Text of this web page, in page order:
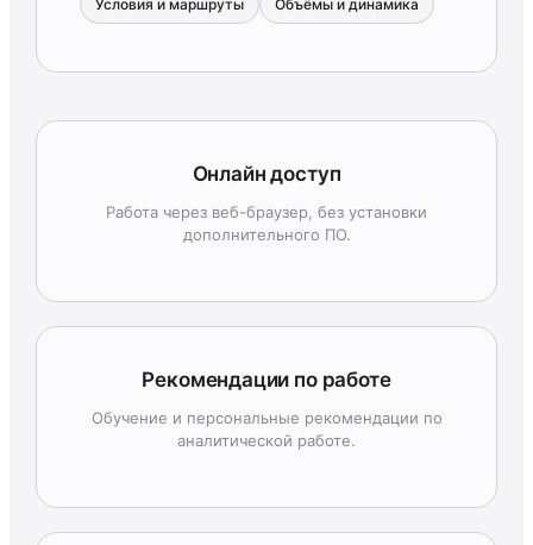
Условия и маршруты Объёмы и динамика
Онлайн доступ
Работа через веб-браузер, без установки
дополнительного ПО.
Рекомендации по работе
Обучение и персональные рекомендации по
аналитической работе.